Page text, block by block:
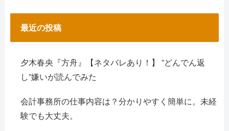
最近の投稿
夕木春央『方舟』【ネタバレあり！】 ”どんでん返
し”嫌いが読んでみた
会計事務所の仕事内容は？分かりやすく簡単に。未経
験でも大丈夫。